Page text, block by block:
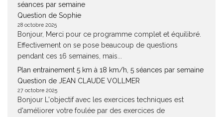
séances par semaine
Question de Sophie
28 octobre 2025
Bonjour, Merci pour ce programme complet et équilibré.
Effectivement on se pose beaucoup de questions
pendant ces 16 semaines, mais...
Plan entrainement 5 km à 18 km/h, 5 séances par semaine
Question de JEAN CLAUDE VOLLMER
27 octobre 2025
Bonjour L'objectif avec les exercices techniques est
d'améliorer votre foulée par des exercices de